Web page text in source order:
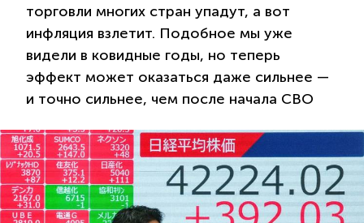
торговли многих стран упадут, а вот
инфляция взлетит. Подобное мы уже
видели в ковидные годы, но теперь
эффект может оказаться даже сильнее —
и точно сильнее, чем после начала СВО